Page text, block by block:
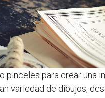
para crear una
variedad de dibujos,